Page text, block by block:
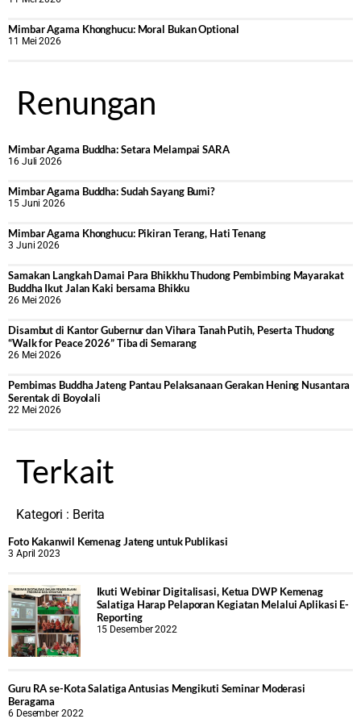
Mimbar Agama Khonghucu: Moral Bukan Optional
11 Mei 2026
Renungan
Mimbar Agama Buddha: Setara Melampai SARA
16 Juli 2026
Mimbar Agama Buddha: Sudah Sayang Bumi?
15 Juni 2026
Mimbar Agama Khonghucu: Pikiran Terang, Hati Tenang
3 Juni 2026
Samakan Langkah Damai Para Bhikkhu Thudong Pembimbing Mayarakat
Buddha Ikut Jalan Kaki bersama Bhikku
26 Mei 2026
Disambut di Kantor Gubernur dan Vihara Tanah Putih, Peserta Thudong
“Walk for Peace 2026” Tiba di Semarang
26 Mei 2026
‎Pembimas Buddha Jateng Pantau Pelaksanaan Gerakan Hening Nusantara
Serentak di Boyolali
22 Mei 2026
Terkait
Kategori : Berita
Foto Kakanwil Kemenag Jateng untuk Publikasi
3 April 2023
Ikuti Webinar Digitalisasi, Ketua DWP Kemenag
Salatiga Harap Pelaporan Kegiatan Melalui Aplikasi E-
Reporting
15 Desember 2022
Guru RA se-Kota Salatiga Antusias Mengikuti Seminar Moderasi
Beragama
6 Desember 2022